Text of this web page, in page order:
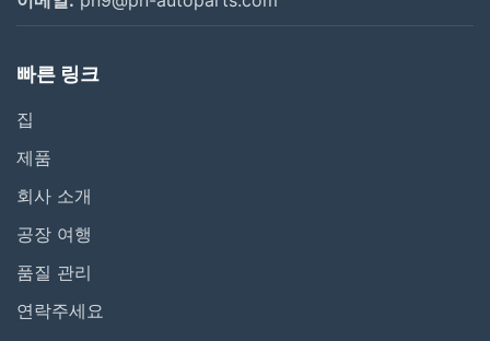
빠른 링크
집
제품
회사 소개
공장 여행
품질 관리
연락주세요